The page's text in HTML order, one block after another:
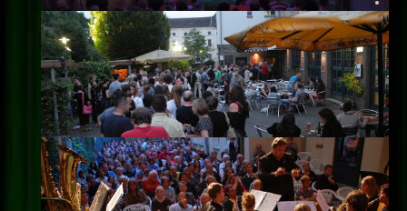
Ort
Anreise
Wetter
Kinogutschein
Konzept
Archiv
Kontakt